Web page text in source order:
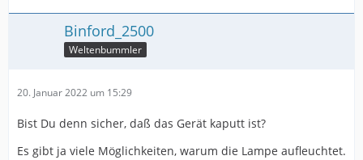
Binford_2500
Weltenbummler
20. Januar 2022 um 15:29
Bist Du denn sicher, daß das Gerät kaputt ist?
Es gibt ja viele Möglichkeiten, warum die Lampe aufleuchtet.